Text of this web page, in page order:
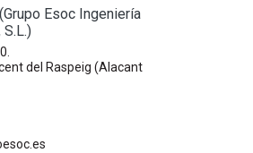
Esoc Ingeniería
del Raspeig (Alacant